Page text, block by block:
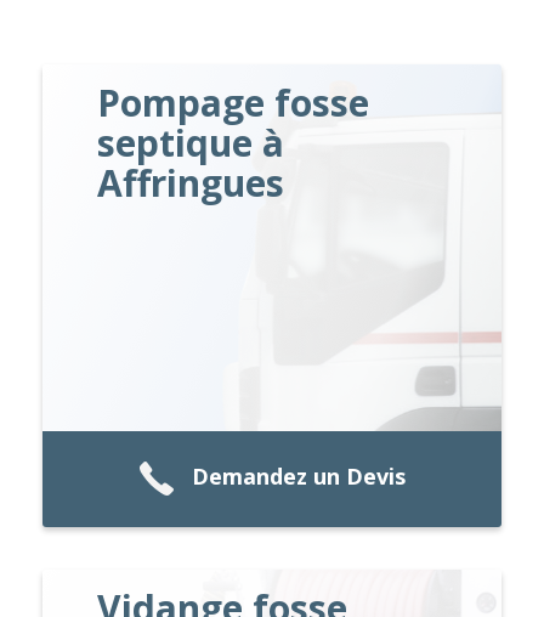
Pompage fosse
septique à
Affringues
Demandez un Devis